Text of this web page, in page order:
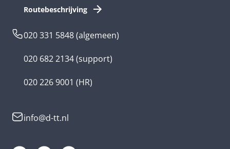
Hybride app
Community app
Routebeschrijving
020 331 5848(algemeen)
020 682 2134(support)
020 226 9001 (HR)
info@d-tt.nl